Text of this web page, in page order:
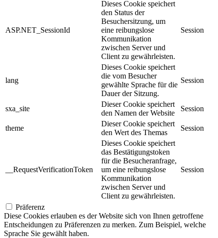
ASP.NET_SessionId
Dieses Cookie speichert
den Status der
Besuchersitzung, um
eine reibungslose
Kommunikation
zwischen Server und
Client zu gewährleisten.
Session
lang
Dieses Cookie speichert
die vom Besucher
gewählte Sprache für die
Dauer der Sitzung.
Session
sxa_site
Dieser Cookie speichert
den Namen der Website
Session
theme
Dieser Cookie speichert
den Wert des Themas
Session
__RequestVerificationToken
Dieses Cookie speichert
das Bestätigungstoken
für die Besucheranfrage,
um eine reibungslose
Kommunikation
zwischen Server und
Client zu gewährleisten.
Session
Präferenz
Diese Cookies erlauben es der Website sich von Ihnen getroffene
Entscheidungen zu Präferenzen zu merken. Zum Beispiel, welche
Sprache Sie gewählt haben.